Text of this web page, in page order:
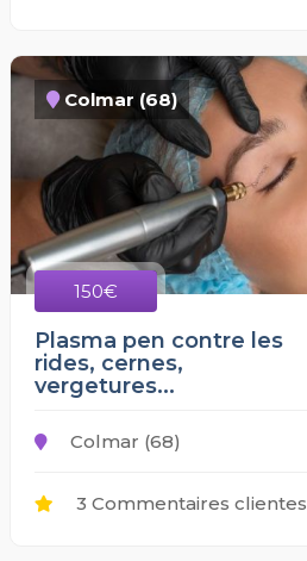
Colmar (68)
150€
Plasma pen contre les
rides, cernes,
vergetures...
Colmar (68)
3 Commentaires clientes